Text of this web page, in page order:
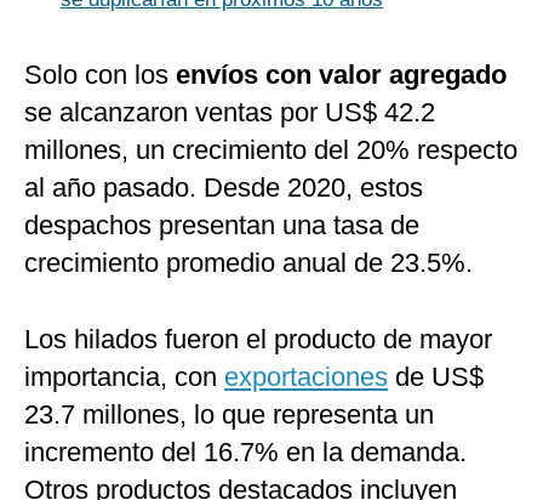
Solo con los envíos con valor agregado
se alcanzaron ventas por US$ 42.2
millones, un crecimiento del 20% respecto
al año pasado. Desde 2020, estos
despachos presentan una tasa de
crecimiento promedio anual de 23.5%.
Los hilados fueron el producto de mayor
importancia, con exportaciones de US$
23.7 millones, lo que representa un
incremento del 16.7% en la demanda.
Otros productos destacados incluyen